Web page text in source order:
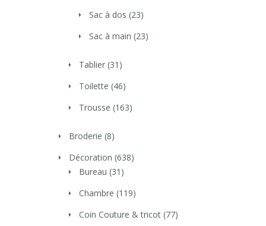
Sac à dos (23)
Sac à main (23)
Tablier (31)
Toilette (46)
Trousse (163)
Broderie (8)
Décoration (638)
Bureau (31)
Chambre (119)
Coin Couture & tricot (77)